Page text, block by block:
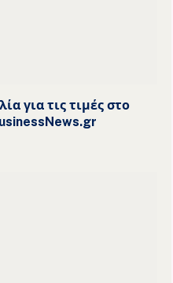
για τις τιμές στο